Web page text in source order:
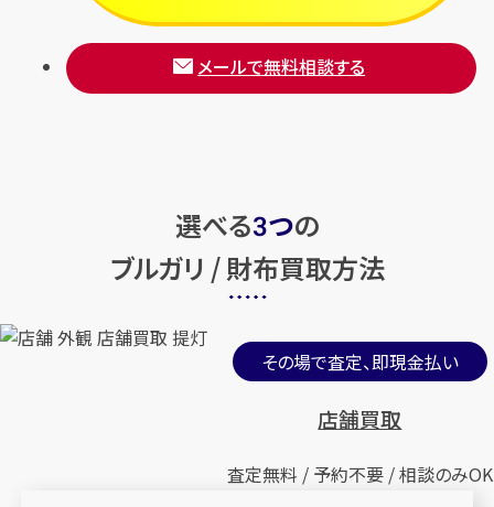
ブルガリ 財布 二つ折り長財布 ブルガリ 財布 二つ折り長財布
店舗買取
ブルガリ ロゴマニア 長財布
買取参考価格 1,000円
メールで無料相談する
選べる3つの
ブルガリ / 財布買取方法
その場で査定、即現金払い
店舗買取
査定無料 / 予約不要 / 相談のみOK